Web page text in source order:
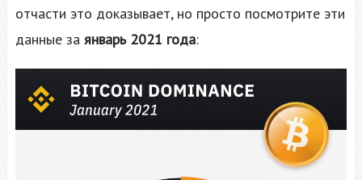
отчасти это доказывает, но просто посмотрите эти
данные за январь 2021 года: